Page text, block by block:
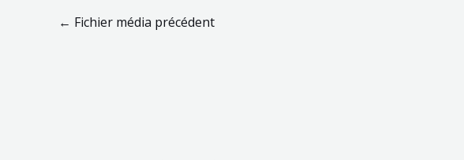
← Fichier média précédent